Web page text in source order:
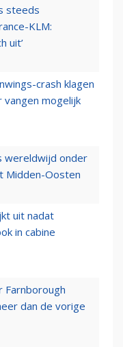
steeds
KLM:
uit’
crash klagen
vangen mogelijk
wereldwijd onder
Midden-Oosten
uit nadat
in cabine
Farnborough
dan de vorige